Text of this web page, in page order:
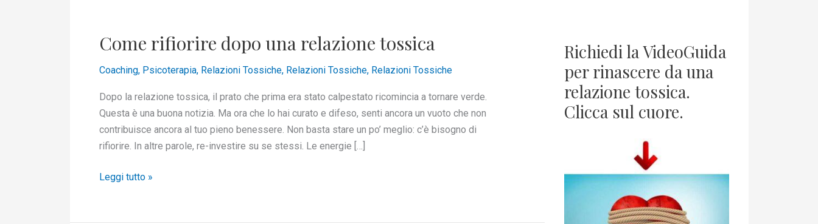
Come rifiorire dopo una relazione tossica
Coaching, Psicoterapia, Relazioni Tossiche, Relazioni Tossiche, Relazioni Tossiche
Dopo la relazione tossica, il prato che prima era stato calpestato ricomincia a tornare verde.
Questa è una buona notizia. Ma ora che lo hai curato e difeso, senti ancora un vuoto che non
contribuisce ancora al tuo pieno benessere. Non basta stare un po’ meglio: c’è bisogno di
rifiorire. In altre parole, re-investire su se stessi. Le energie […]
dopo
relazione
tossica
Leggi tutto »
Richiedi la VideoGuida
per rinascere da una
relazione tossica.
Clicca sul cuore.